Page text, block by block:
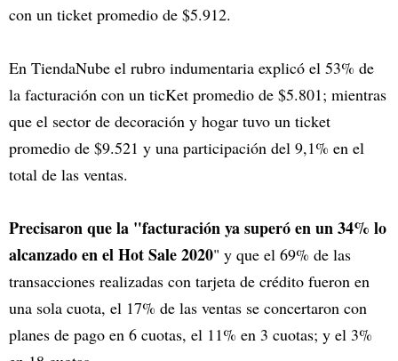
con un ticket promedio de $5.912.
En TiendaNube el rubro indumentaria explicó el 53% de
la facturación con un ticKet promedio de $5.801; mientras
que el sector de decoración y hogar tuvo un ticket
promedio de $9.521 y una participación del 9,1% en el
total de las ventas.
Precisaron que la "facturación ya superó en un 34% lo
alcanzado en el Hot Sale 2020" y que el 69% de las
transacciones realizadas con tarjeta de crédito fueron en
una sola cuota, el 17% de las ventas se concertaron con
planes de pago en 6 cuotas, el 11% en 3 cuotas; y el 3%